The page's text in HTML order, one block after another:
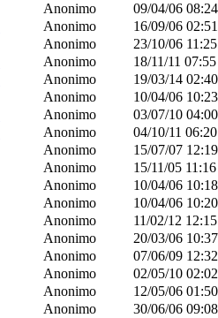
Anonimo 09/04/06
Anonimo 16/09/06
Anonimo 23/10/06
Anonimo 18/11/11
Anonimo 19/03/14
Anonimo 10/04/06
Anonimo 03/07/10
Anonimo 04/10/11
Anonimo 15/07/07
Anonimo 15/11/05
Anonimo 10/04/06
Anonimo 10/04/06
Anonimo 11/02/12
Anonimo 20/03/06
Anonimo 07/06/09
Anonimo 02/05/10
Anonimo 12/05/06
Anonimo 30/06/06